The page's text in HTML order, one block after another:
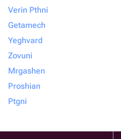
Verin Pthni
Getamech
Yeghvard
Zovuni
Mrgashen
Proshian
Ptgni